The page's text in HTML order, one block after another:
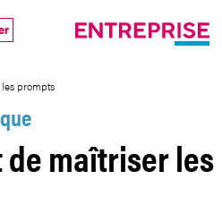
les prompts
de maîtriser les